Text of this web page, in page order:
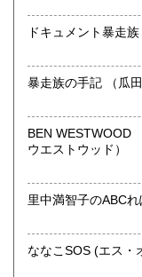
-
趣味、サブカルチャ
ロック、アイドル、
暴走族の手
BEN WESTWOOD ベ
ウエストウッド）